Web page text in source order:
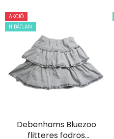
AKCIÓ
HIBÁTLAN
Debenhams Bluezoo
flitteres fodros